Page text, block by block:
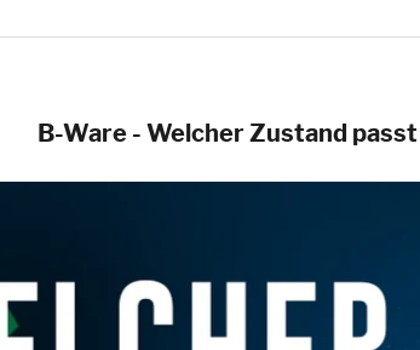
B-Ware - Welcher Zustand